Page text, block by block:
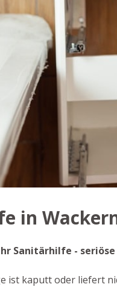
in
Sanitärhilfe -
ist kaputt oder liefert